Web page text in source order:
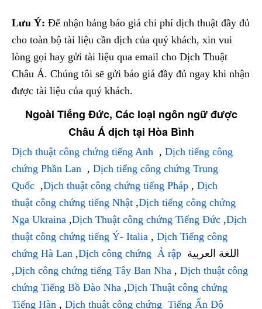
Lưu Ý: Để nhận bảng báo giá chi phí dịch thuật đầy đủ
cho toàn bộ tài liệu cần dịch của quý khách, xin vui
lòng gọi hay gửi tài liệu qua email cho Dịch Thuật
Châu Á. Chúng tôi sẽ gửi báo giá đầy đủ ngay khi nhận
được tài liệu của quý khách.
Ngoài Tiếng Đức, Các loại ngôn ngữ được
Châu Á dịch tại Hòa Bình
Dịch thuật công chứng tiếng Anh , Dịch tiếng công
chứng Phần Lan , Dịch tiếng công chứng Trung
Quốc ,Dịch thuật công chứng tiếng Pháp , Dịch
thuật công chứng tiếng Nhật ,Dịch tiếng công chứng
Nga Ukraina ,Dịch Thuật công chứng Tiếng Đức ,Dịch
thuật công chứng tiếng Ý- Italia , Dịch Tiếng công
chứng Hà Lan ,Dịch công chứng Ả rập
,Dịch công chứng tiếng Tây Ban Nha , Dịch thuật công
chứng Tiếng Bồ Đào Nha ,Dịch Thuật công chứng
Tiếng Hàn , Dịch thuật công chứng Tiếng Ấn Độ